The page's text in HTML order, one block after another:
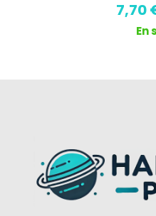
7,70
En